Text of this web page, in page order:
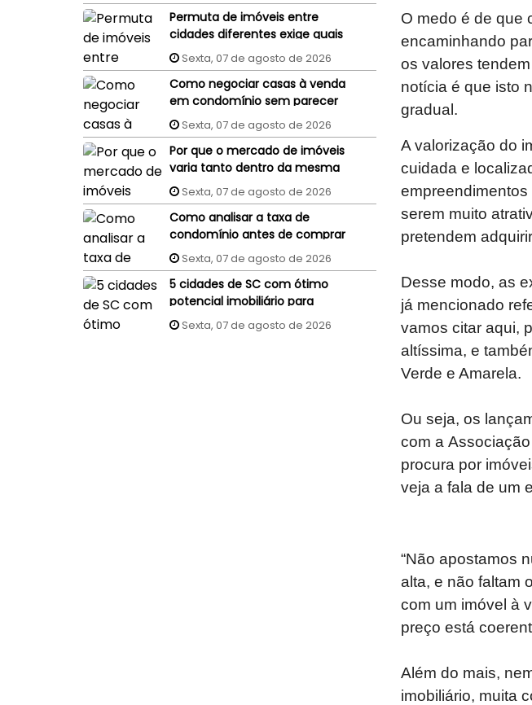
Permuta de imóveis entre
cidades diferentes exige quais
cuidados?
Sexta, 07 de agosto de 2026
Como negociar casas à venda
em condomínio sem parecer
um comprador
despreparado?
Sexta, 07 de agosto de 2026
Por que o mercado de imóveis
varia tanto dentro da mesma
cidade?
Sexta, 07 de agosto de 2026
Como analisar a taxa de
condomínio antes de comprar
um imóvel?
Sexta, 07 de agosto de 2026
5 cidades de SC com ótimo
potencial imobiliário para
investidores
Sexta, 07 de agosto de 2026
O medo é de que
encaminhando
os valores
notícia é que isto
gradual.
A valorização do
cuidada e
serem muito
pretendem
Desse modo, as
já mencionado
vamos citar aqui,
altíssima, e
Verde e Amarela.
Ou seja, os
com a
procura por
veja a fala de um
“Não apostamos
alta, e não faltam
com um imóvel à
preço está
Além do mais,
imobiliário, muita